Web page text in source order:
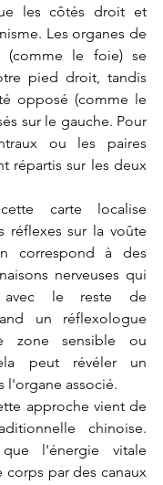
les côtés droit et
Les organes de
le foie) se
pied droit, tandis
opposé (comme le
sur le gauche. Pour
ou les paires
répartis sur les deux
carte localise
réflexes sur la voûte
correspond à des
nerveuses qui
avec le reste de
un réflexologue
zone sensible ou
peut révéler un
l'organe associé.
approche vient de
chinoise.
l'énergie vitale
corps par des canaux